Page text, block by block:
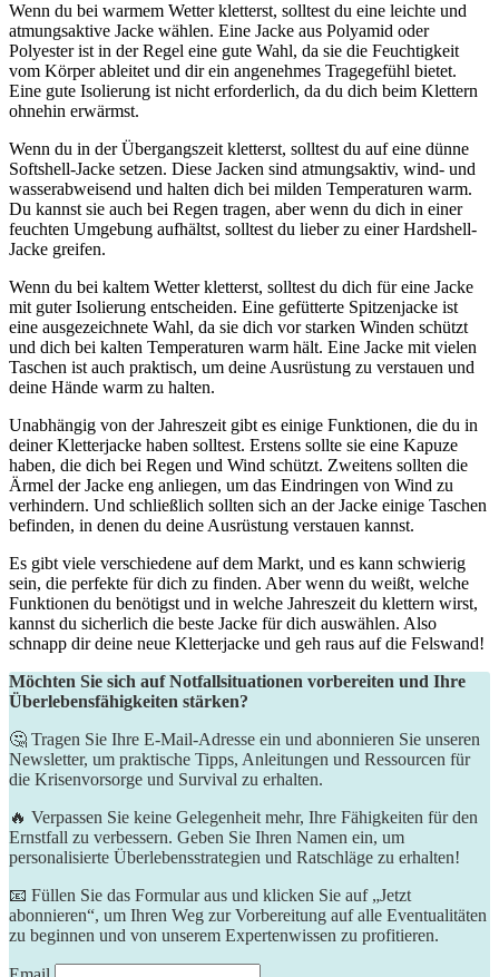
Wenn du bei warmem Wetter kletterst, solltest du eine leichte und
atmungsaktive Jacke wählen. Eine Jacke aus Polyamid oder
Polyester ist in der Regel eine gute Wahl, da sie die Feuchtigkeit
vom Körper ableitet und dir ein angenehmes Tragegefühl bietet.
Eine gute Isolierung ist nicht erforderlich, da du dich beim Klettern
ohnehin erwärmst.
Wenn du in der Übergangszeit kletterst, solltest du auf eine dünne
Softshell-Jacke setzen. Diese Jacken sind atmungsaktiv, wind- und
wasserabweisend und halten dich bei milden Temperaturen warm.
Du kannst sie auch bei Regen tragen, aber wenn du dich in einer
feuchten Umgebung aufhältst, solltest du lieber zu einer Hardshell-
Jacke greifen.
Wenn du bei kaltem Wetter kletterst, solltest du dich für eine Jacke
mit guter Isolierung entscheiden. Eine gefütterte Spitzenjacke ist
eine ausgezeichnete Wahl, da sie dich vor starken Winden schützt
und dich bei kalten Temperaturen warm hält. Eine Jacke mit vielen
Taschen ist auch praktisch, um deine Ausrüstung zu verstauen und
deine Hände warm zu halten.
Unabhängig von der Jahreszeit gibt es einige Funktionen, die du in
deiner Kletterjacke haben solltest. Erstens sollte sie eine Kapuze
haben, die dich bei Regen und Wind schützt. Zweitens sollten die
Ärmel der Jacke eng anliegen, um das Eindringen von Wind zu
verhindern. Und schließlich sollten sich an der Jacke einige Taschen
befinden, in denen du deine Ausrüstung verstauen kannst.
Es gibt viele verschiedene auf dem Markt, und es kann schwierig
sein, die perfekte für dich zu finden. Aber wenn du weißt, welche
Funktionen du benötigst und in welche Jahreszeit du klettern wirst,
kannst du sicherlich die beste Jacke für dich auswählen. Also
schnapp dir deine neue Kletterjacke und geh raus auf die Felswand!
Möchten Sie sich auf Notfallsituationen vorbereiten und Ihre
Überlebensfähigkeiten stärken?
🤔 Tragen Sie Ihre E-Mail-Adresse ein und abonnieren Sie unseren
Newsletter, um praktische Tipps, Anleitungen und Ressourcen für
die Krisenvorsorge und Survival zu erhalten.
🔥 Verpassen Sie keine Gelegenheit mehr, Ihre Fähigkeiten für den
Ernstfall zu verbessern. Geben Sie Ihren Namen ein, um
personalisierte Überlebensstrategien und Ratschläge zu erhalten!
📧 Füllen Sie das Formular aus und klicken Sie auf „Jetzt
abonnieren“, um Ihren Weg zur Vorbereitung auf alle Eventualitäten
zu beginnen und von unserem Expertenwissen zu profitieren.